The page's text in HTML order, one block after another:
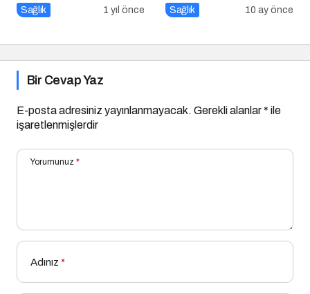
Diyetisyenlerimiz
Sağlık 1 yıl önce
Bedenine ve Duygularına
Sağlık 10 ay önce
Bir Cevap Yaz
E-posta adresiniz yayınlanmayacak. Gerekli alanlar* ile
işaretlenmişlerdir
Yorumunuz *
Adınız *